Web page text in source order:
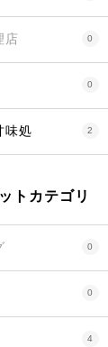
店 0
0
味処 2
トカテゴリ
0
0
4